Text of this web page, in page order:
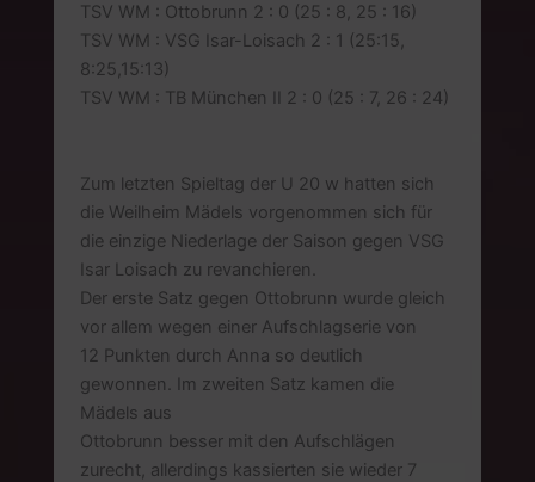
TSV WM : Ottobrunn 2 : 0 (25 : 8, 25 : 16)
TSV WM : VSG Isar-Loisach 2 : 1 (25:15,
8:25,15:13)
TSV WM : TB München II 2 : 0 (25 : 7, 26 : 24)
Zum letzten Spieltag der U 20 w hatten sich
die Weilheim Mädels vorgenommen sich für
die einzige Niederlage der Saison gegen VSG
Isar Loisach zu revanchieren.
Der erste Satz gegen Ottobrunn wurde gleich
vor allem wegen einer Aufschlagserie von
12 Punkten durch Anna so deutlich
gewonnen. Im zweiten Satz kamen die
Mädels aus
Ottobrunn besser mit den Aufschlägen
zurecht, allerdings kassierten sie wieder 7